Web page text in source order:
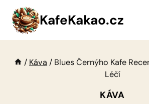
Přeskočit
obsah
KafeKakao.cz
/ Káva / Blues Černýho Kafe
Léčí
KÁVA